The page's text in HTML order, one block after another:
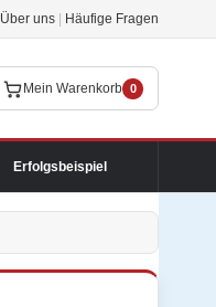
Über uns Häufige Fragen
Mein Warenkorb 0
Erfolgsbeispiel